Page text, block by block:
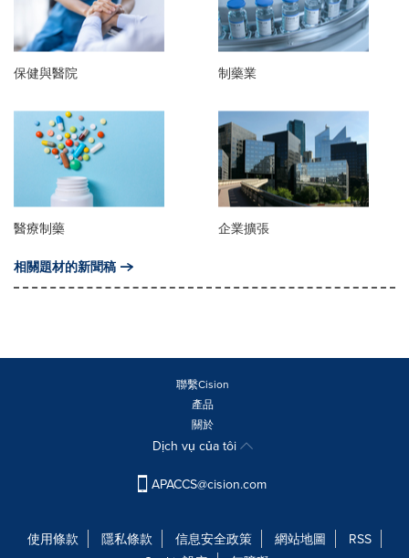
保健與醫院 制藥業
醫療制藥 企業擴張
相關題材的新聞稿
聯繫Cision
產品
關於
Dịch vụ của tôi
APACCS@cision.com
使用條款 隱私條款 信息安全政策 網站地圖
RSS